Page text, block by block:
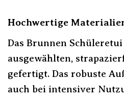
Hochwertige
Das Brunnen
ausgewählten,
gefertigt. Das robuste
auch bei intensiver